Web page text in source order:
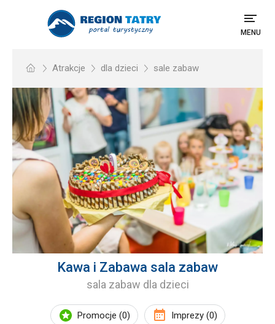
MENU
Atrakcje dla dzieci sale zabaw
Kawa i Zabawa sala zabaw
sala zabaw dla dzieci
Promocje (0) Imprezy (0)